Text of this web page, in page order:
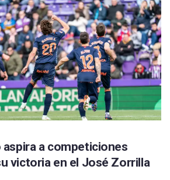
aspira a competiciones
victoria en el José Zorrilla